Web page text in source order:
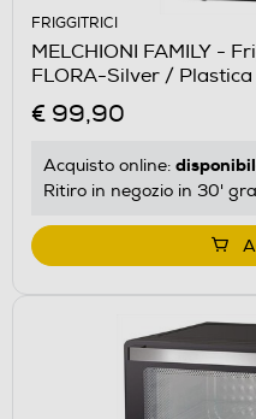
FRIGGITRICI
MELCHIONI FAMILY -
FLORA-Silver / Plastica
€ 99,90
Acquisto online:
Ritiro in negozio in 30'